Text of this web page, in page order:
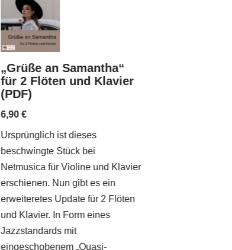
„Grüße an Samantha“
für 2 Flöten und Klavier
(PDF)
6,90 €
Ursprünglich ist dieses
beschwingte Stück bei
Netmusica für Violine und Klavier
erschienen. Nun gibt es ein
erweiteretes Update für 2 Flöten
und Klavier. In Form eines
Jazzstandards mit
eingeschobenem „Quasi-